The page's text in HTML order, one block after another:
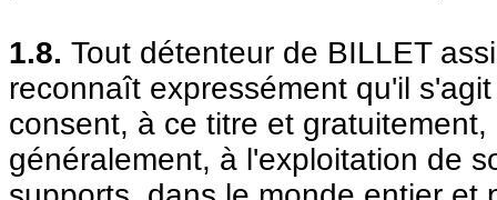
1.8. Tout détenteur de BILLET
reconnaît expressément qu'il
consent, à ce titre et
généralement, à l'exploitation de